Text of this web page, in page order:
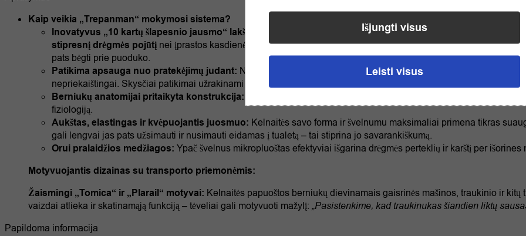
Kaip veikia „Trepanman“ mokymosi sistema?
Inovatyvus „10 kartų šlapesnio jausmo“ lakštas (10
Tai pagrindinis šių kelnaičių išskirtinumas.
stipresnį drėgmės pojūtį nei įprastos kasdienės sauskelnės. Mažylis akimirksniu supranta, kad pasišlapino,
pats bėgti prie puoduko.
Patikima apsauga nuo pratekėjimų judant: Nors viduje tikslingai sukuriamas drėgmės jausmas, išorinis
nepriekaištingai. Skysčiai patikimai užrakinami struktūroje, todėl drabužiai, kilimai ir grindys lieka visiškai sausi.
Berniukų anatomijai pritaikyta konstrukcija: Drėgmės pojūtį stimuliuojanti zona sukoncentruota priekinėje ir
fiziologiją.
Aukštas, elastingas ir kvėpuojantis juosmuo: Kelnaitės savo forma ir švelnumu maksimaliai primena tikras
gali lengvai jas pats užsimauti ir nusimauti eidamas į tualetą – tai stiprina jo savarankiškumą.
Orui pralaidžios medžiagos: Ypač švelnus mikropluoštas efektyviai išgarina drėgmės perteklių ir karštį per
Motyvuojantis dizainas su transporto priemonėmis:
Žaismingi „Tomica“ ir „Plarail“ motyvai: Kelnaitės papuoštos berniukų dievinamais gaisrinės mašinos, traukinio ir
vaizdai atlieka ir skatinamąją funkciją – tėveliai gali motyvuoti mažylį: „Pasistenkime, kad traukinukas šiandien liktų
Papildoma informacija
Išjungti visus
Leisti visus